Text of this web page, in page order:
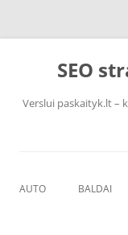
Pereiti
SEO
Verslui paskaityk.lt –
AUTO BALDAI